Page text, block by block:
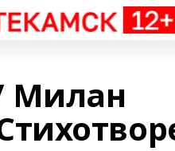
Милан